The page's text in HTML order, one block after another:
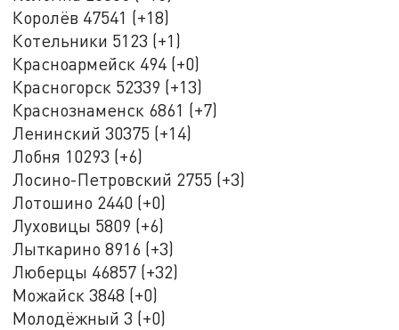
Королёв 47541 (+18)
Котельники 5123 (+1)
Красноармейск 494 (+0)
Красногорск 52339 (+13)
Краснознаменск 6861 (+7)
Ленинский 30375 (+14)
Лобня 10293 (+6)
Лосино-Петровский 2755 (+3)
Лотошино 2440 (+0)
Луховицы 5809 (+6)
Лыткарино 8916 (+3)
Люберцы 46857 (+32)
Можайск 3848 (+0)
Молодёжный 3 (+0)